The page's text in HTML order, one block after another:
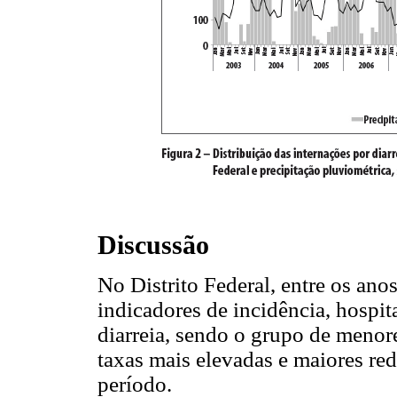
Discussão
No Distrito Federal, entre os
indicadores de incidência,
diarreia, sendo o grupo de
taxas mais elevadas e maiores
período.